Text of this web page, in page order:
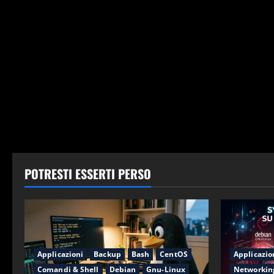
POTRESTI ESSERTI PERSO
Applicazioni Backup Bash
CentOS
Comandi & Shell
Debian Gnu-Linux